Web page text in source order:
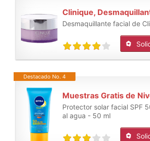
Desmaquillante facial de
Destacado No. 4
Protector solar facial SPF
al agua - 50 ml